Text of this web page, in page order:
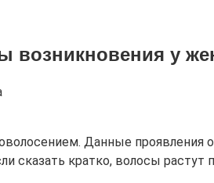
возникновения у
Данные проявления
сказать кратко, волосы растут